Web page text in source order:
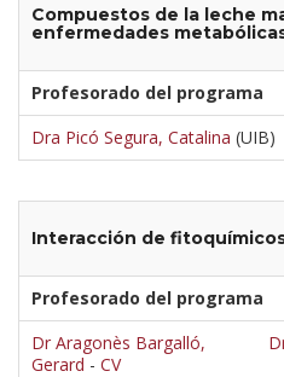
Compuestos de la leche
enfermedades
Profesorado del programa
Dra Picó Segura, Catalina (UIB)
Interacción de
Profesorado del programa
Dr Aragonès Bargalló,
Gerard - CV